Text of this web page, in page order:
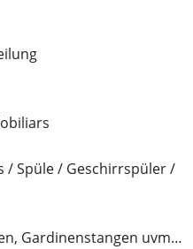
/ Spüle / Geschirrspüler /
Gardinenstangen uvm…